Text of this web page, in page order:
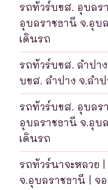
รถทัวร์บขส. อุบลร
อุบลราชธานี จ.อุบ
เดินรถ
รถทัวร์บขส. ลำปา
บขส. ลำปาง จ.ลำ
รถทัวร์บขส. อุบลร
อุบลราชธานี จ.อุบ
เดินรถ
รถทัวร์นาจะหลวย
จ.อุบลราชธานี | จ